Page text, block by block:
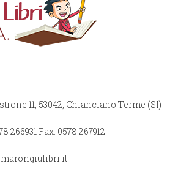
11, 53042, Chianciano Terme (SI)
266931 Fax: 0578 267912